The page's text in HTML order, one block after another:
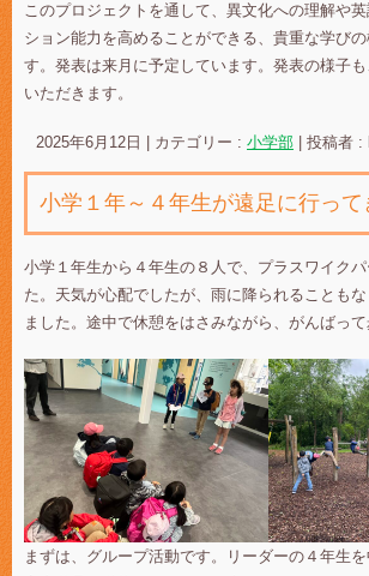
このプロジェクトを通して、異文化への理解や
ション能力を高めることができる、貴重な学び
す。発表は来月に予定しています。発表の様子
いただきます。
2025年6月12日 カテゴリー : 小学部 投稿者 :
小学１年～４年生が遠足に行って
小学１年生から４年生の８人で、プラスワイク
た。天気が心配でしたが、雨に降られることも
ました。途中で休憩をはさみながら、がんばって
まずは、グループ活動です。リーダーの４年生を